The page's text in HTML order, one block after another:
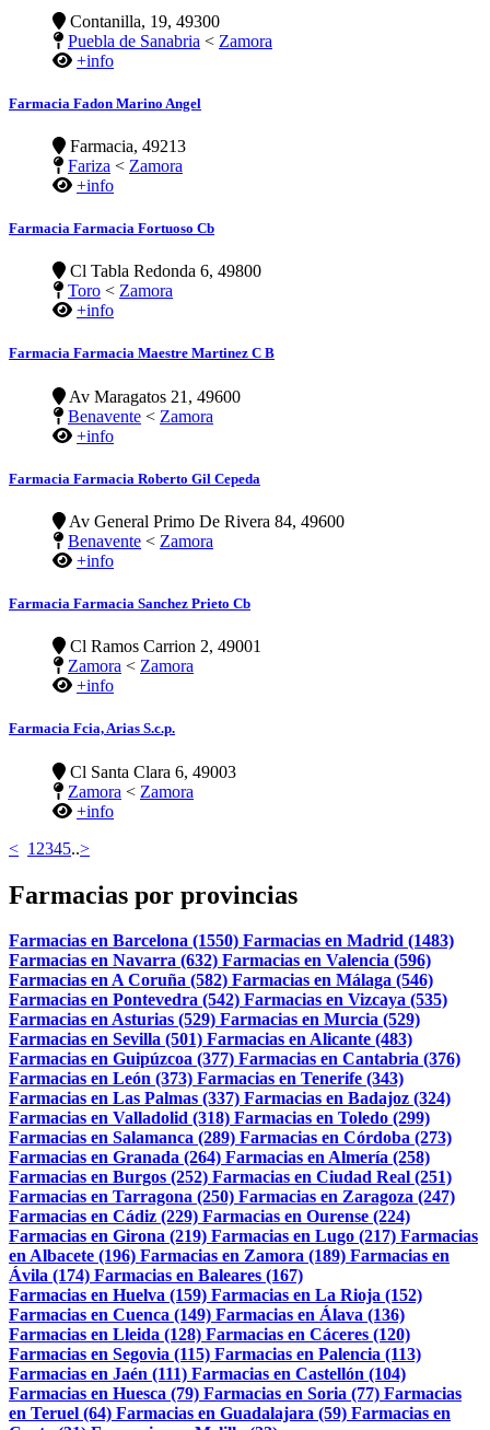
Contanilla, 19, 49300
Puebla de Sanabria < Zamora
+info
Farmacia Fadon Marino Angel
Farmacia, 49213
Fariza < Zamora
+info
Farmacia Farmacia Fortuoso Cb
Cl Tabla Redonda 6, 49800
Toro < Zamora
+info
Farmacia Farmacia Maestre Martinez C B
Av Maragatos 21, 49600
Benavente < Zamora
+info
Farmacia Farmacia Roberto Gil Cepeda
Av General Primo De Rivera 84, 49600
Benavente < Zamora
+info
Farmacia Farmacia Sanchez Prieto Cb
Cl Ramos Carrion 2, 49001
Zamora < Zamora
+info
Farmacia Fcia, Arias S.c.p.
Cl Santa Clara 6, 49003
Zamora < Zamora
+info
< 1 2345..>
Farmacias por provincias
Farmacias en Barcelona (1550) Farmacias en Madrid (1483)
Farmacias en Navarra (632) Farmacias en Valencia (596)
Farmacias en A Coruña (582) Farmacias en Málaga (546)
Farmacias en Pontevedra (542) Farmacias en Vizcaya (535)
Farmacias en Asturias (529) Farmacias en Murcia (529)
Farmacias en Sevilla (501) Farmacias en Alicante (483)
Farmacias en Guipúzcoa (377) Farmacias en Cantabria (376)
Farmacias en León (373) Farmacias en Tenerife (343)
Farmacias en Las Palmas (337) Farmacias en Badajoz (324)
Farmacias en Valladolid (318) Farmacias en Toledo (299)
Farmacias en Salamanca (289) Farmacias en Córdoba (273)
Farmacias en Granada (264) Farmacias en Almería (258)
Farmacias en Burgos (252) Farmacias en Ciudad Real (251)
Farmacias en Tarragona (250) Farmacias en Zaragoza (247)
Farmacias en Cádiz (229) Farmacias en Ourense (224)
Farmacias en Girona (219) Farmacias en Lugo (217) Farmacias
en Albacete (196) Farmacias en Zamora (189) Farmacias en
Ávila (174) Farmacias en Baleares (167)
Farmacias en Huelva (159) Farmacias en La Rioja (152)
Farmacias en Cuenca (149) Farmacias en Álava (136)
Farmacias en Lleida (128) Farmacias en Cáceres (120)
Farmacias en Segovia (115) Farmacias en Palencia (113)
Farmacias en Jaén (111) Farmacias en Castellón (104)
Farmacias en Huesca (79) Farmacias en Soria (77) Farmacias
en Teruel (64) Farmacias en Guadalajara (59) Farmacias en